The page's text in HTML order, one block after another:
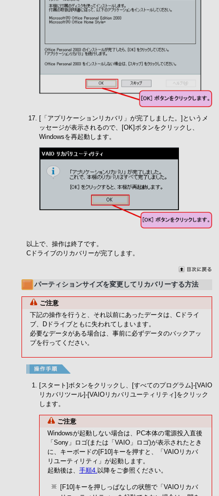
[「アプリケーションリカバリ」が完了しました。]というメ
ッセージが表示されるので、[OK]ボタンをクリックし、
Windowsを再起動します。
以上で、操作は終了です。
Cドライブのリカバリーが完了します。
パーティションサイズを変更してリカバリーする方法
ご注意
下記の操作を行うと、それ以前にあったデータは、Cドライ
ブ、Dドライブともに失われてしまいます。
必要なデータがある場合は、事前に必ずデータのバックアッ
プを行ってください。
[スタート]ボタンをクリックし、[すべてのプログラム]-[VAIO
リカバリツール]-[VAIOリカバリユーティリティ]をクリック
します。
ご注意
Windowsが起動しない場合は、PC本体の電源投入直後
「Sony」ロゴ(または「VAIO」ロゴ)が表示されたとき
に、キーボードの[F10]キーを押すと、「VAIOリカバ
リユーティリティ」が起動します。
起動後は、 手順4. 以降をご参照ください。
[F10]キーを押しっぱなしの状態で「VAIOリカバ